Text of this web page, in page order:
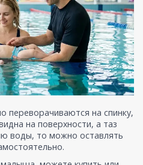
переворачиваются на спинку,
на поверхности, а таз
воды, то можно оставлять